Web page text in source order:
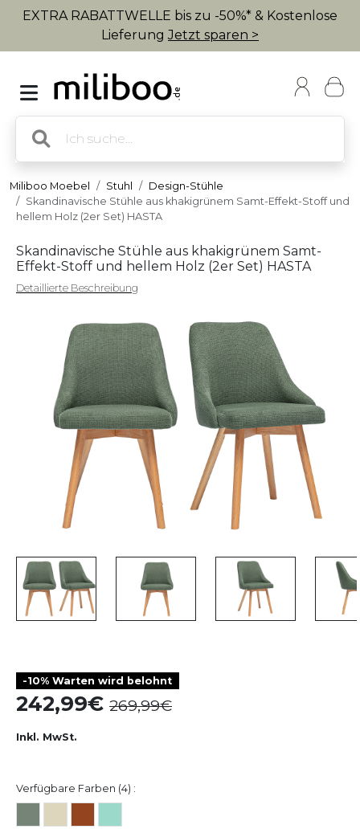
EXTRA RABATTWELLE bis zu -50%* & Kostenlose
LieferungJetzt sparen >
Miliboo Moebel Stuhl
Design-Stühle
Skandinavische Stühle aus khakigrünem Samt-Effekt-Stoff und
hellem Holz (2er Set) HASTA
Skandinavische Stühle aus khakigrünem Samt-
Effekt-Stoff und hellem Holz (2er Set) HASTA
Detaillierte Beschreibung
-10% Warten wird belohnt
242,99 269,99
Inkl. MwSt.
Verfügbare Farben (4) :